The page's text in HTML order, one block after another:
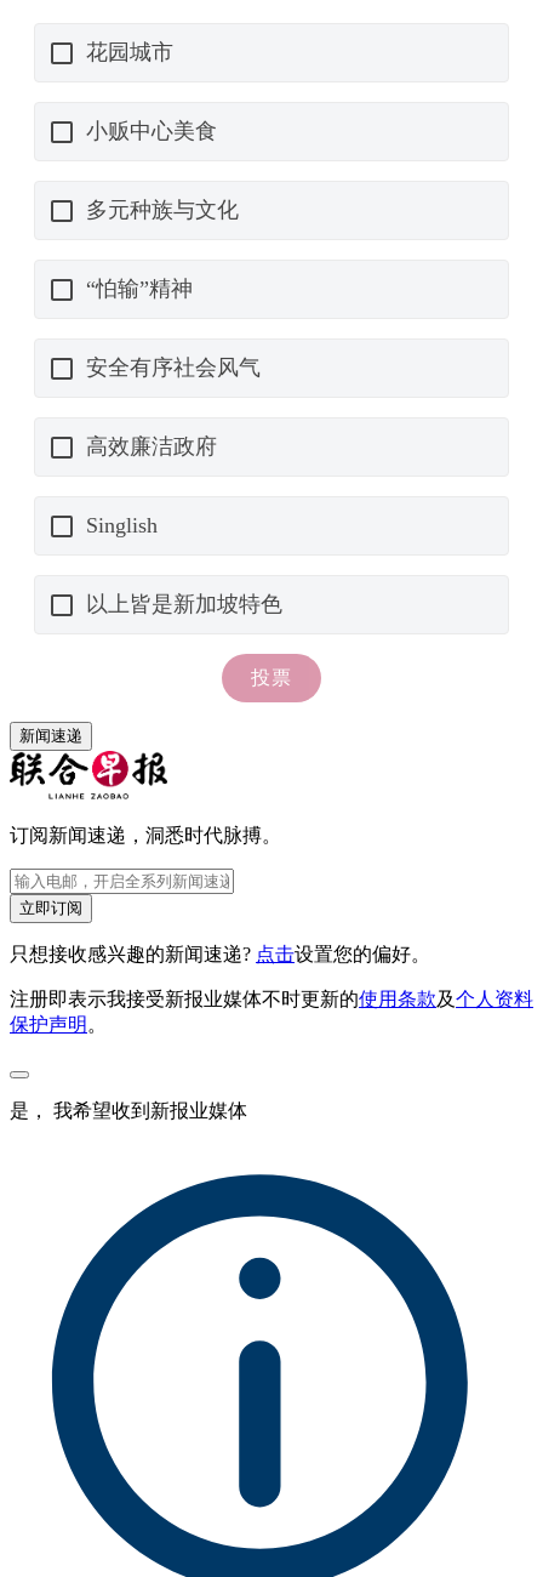
新闻速递
订阅新闻速递，洞悉时代脉搏。
立即订阅
只想接收感兴趣的新闻速递? 点击设置您的偏好。
注册即表示我接受新报业媒体不时更新的使用条款及个人资料
保护声明 。
是， 我希望收到新报业媒体